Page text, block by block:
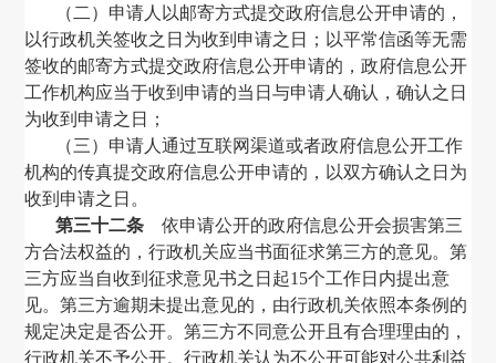
（二）申请人以邮寄方式提交政府信息公开申请的，
以行政机关签收之日为收到申请之日；以平常信函等无需
签收的邮寄方式提交政府信息公开申请的，政府信息公开
工作机构应当于收到申请的当日与申请人确认，确认之日
为收到申请之日；
（三）申请人通过互联网渠道或者政府信息公开工作
机构的传真提交政府信息公开申请的，以双方确认之日为
收到申请之日。
第三十二条 依申请公开的政府信息公开会损害第三
方合法权益的，行政机关应当书面征求第三方的意见。第
三方应当自收到征求意见书之日起15个工作日内提出意
见。第三方逾期未提出意见的，由行政机关依照本条例的
规定决定是否公开。第三方不同意公开且有合理理由的，
行政机关不予公开。行政机关认为不公开可能对公共利益